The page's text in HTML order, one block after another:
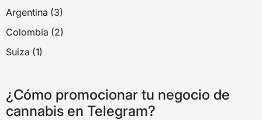
Argentina (3)
Colombia (2)
Suiza (1)
¿Cómo promocionar tu negocio de
cannabis en Telegram?